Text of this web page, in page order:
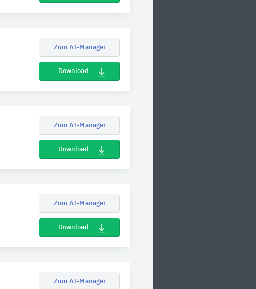
Zum AT-Manager
Download
Zum AT-Manager
Download
Zum AT-Manager
Download
Zum AT-Manager